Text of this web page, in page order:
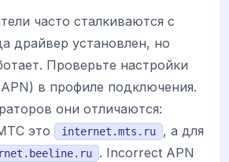
часто сталкиваются с
драйвер установлен, но
Проверьте настройки
в профиле подключения.
они отличаются:
это
internet.mts.ru
, а для
. Incorrect APN